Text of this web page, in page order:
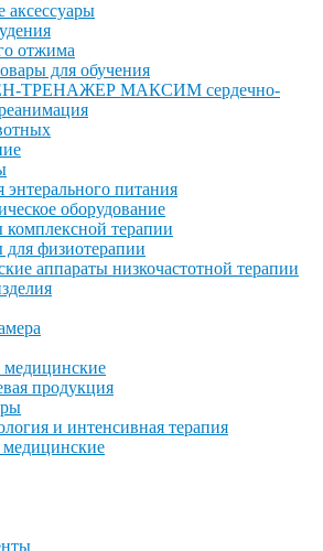
отжима
для обучения
ТРЕНАЖЕР МАКСИМ сердечно-
энтерального питания
оборудование
терапии
физиотерапии
аппараты низкочастотной терапии
продукция
и интенсивная терапия